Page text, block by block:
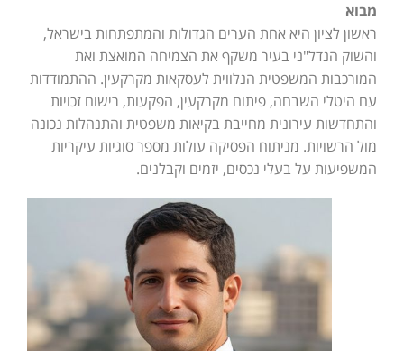
מבוא
ראשון לציון היא אחת הערים הגדולות והמתפתחות בישראל,
והשוק הנדל"ני בעיר משקף את הצמיחה המואצת ואת
המורכבות המשפטית הנלווית לעסקאות מקרקעין. ההתמודדות
עם היטלי השבחה, פיתוח מקרקעין, הפקעות, רישום זכויות
והתחדשות עירונית מחייבת בקיאות משפטית והתנהלות נכונה
מול הרשויות. מניתוח הפסיקה עולות מספר סוגיות עיקריות
המשפיעות על בעלי נכסים, יזמים וקבלנים.